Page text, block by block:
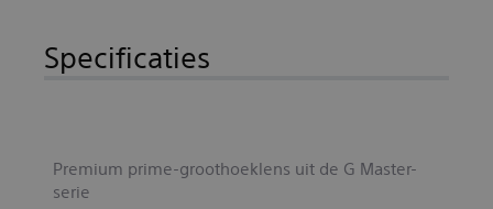
Specificaties
Premium prime-groothoeklens uit de G Master-
serie